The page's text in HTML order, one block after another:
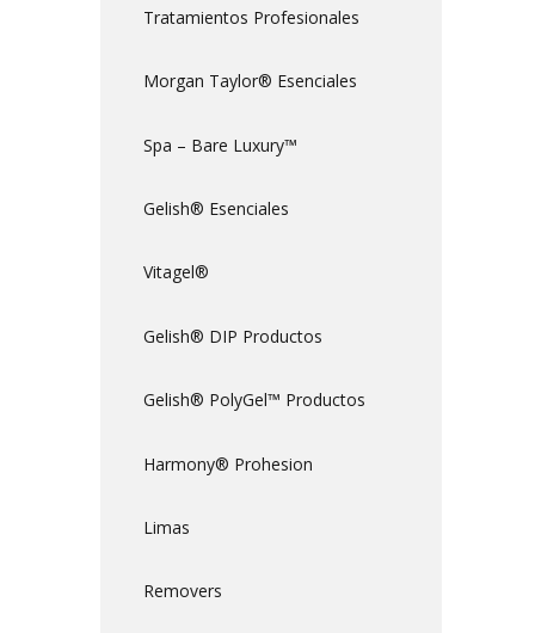
Tratamientos Profesionales
Morgan Taylor® Esenciales
Spa – Bare Luxury™
Gelish® Esenciales
Vitagel®
Gelish® DIP Productos
Gelish® PolyGel™ Productos
Harmony® Prohesion
Limas
Removers